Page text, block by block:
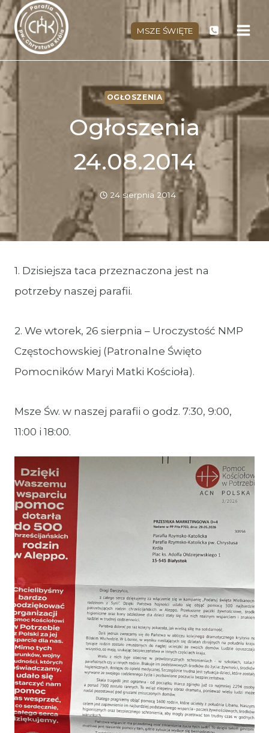
Przejdź
do
treści
MSZE ŚWIĘTE
OGŁOSZENIA
Ogłoszenia
24.08.2014
24 sierpnia 2014
1. Dzisiejsza taca przeznaczona jest na
potrzeby naszej parafii.
2. We wtorek, 26 sierpnia – Uroczystość NMP
Częstochowskiej (Patronalne Święto
Pomocników Maryi Matki Kościoła).
Msze Św. w naszej parafii o godz. 7:30, 9:00,
11:00 i 18:00.